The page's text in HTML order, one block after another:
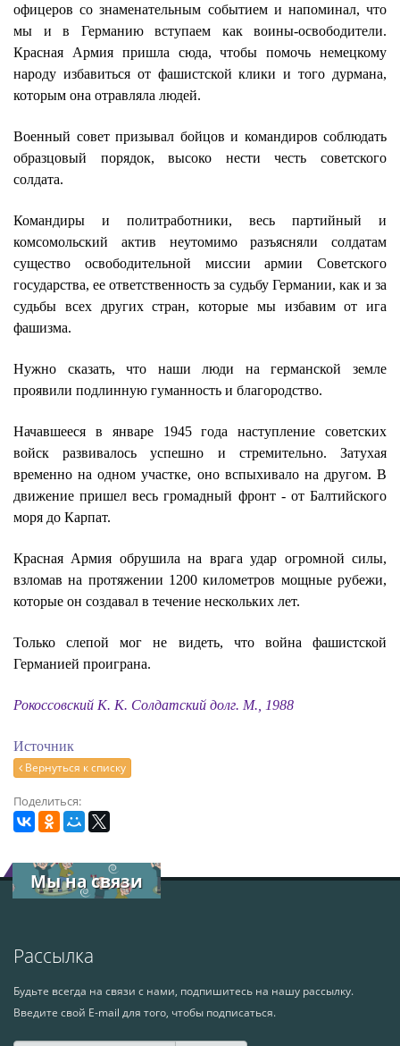
офицеров со знаменательным событием и напоминал, что
мы и в Германию вступаем как воины-освободители.
Красная Армия пришла сюда, чтобы помочь немецкому
народу избавиться от фашистской клики и того дурмана,
которым она отравляла людей.
Военный совет призывал бойцов и командиров соблюдать
образцовый порядок, высоко нести честь советского
солдата.
Командиры и политработники, весь партийный и
комсомольский актив неутомимо разъясняли солдатам
существо освободительной миссии армии Советского
государства, ее ответственность за судьбу Германии, как и за
судьбы всех других стран, которые мы избавим от ига
фашизма.
Нужно сказать, что наши люди на германской земле
проявили подлинную гуманность и благородство.
Начавшееся в январе 1945 года наступление советских
войск развивалось успешно и стремительно. Затухая
временно на одном участке, оно вспыхивало на другом. В
движение пришел весь громадный фронт - от Балтийского
моря до Карпат.
Красная Армия обрушила на врага удар огромной силы,
взломав на протяжении 1200 километров мощные рубежи,
которые он создавал в течение нескольких лет.
Только слепой мог не видеть, что война фашистской
Германией проиграна.
Рокоссовский К. К. Солдатский долг. М., 1988
Источник
Вернуться к списку
Поделиться:
Мы на связи
Рассылка
Будьте всегда на связи с нами, подпишитесь на нашу рассылку.
Введите свой E-mail для того, чтобы подписаться.